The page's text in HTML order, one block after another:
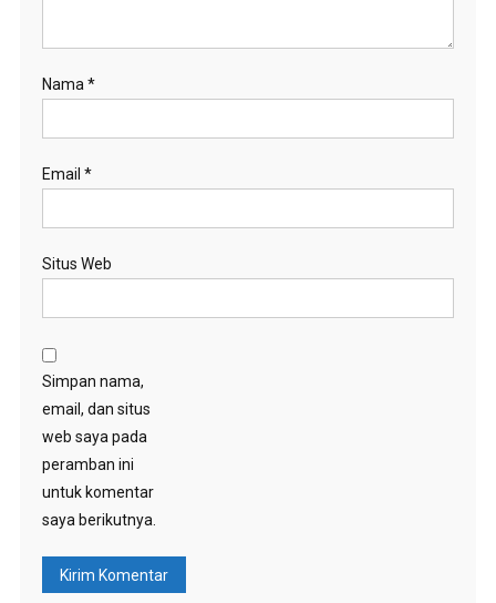
Nama*
Email *
Situs Web
Simpan nama,
email, dan situs
web saya pada
peramban ini
untuk komentar
saya berikutnya.